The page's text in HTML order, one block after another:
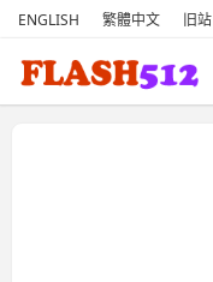
ENGLISH 繁體中文 旧站